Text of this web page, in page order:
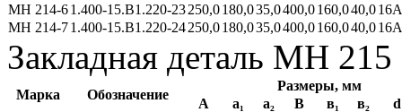
МН 214-61.400-15.В1.220-23250,0180,035,0400,0160,040,0
МН 214-71.400-15.В1.220-24250,0180,035,0400,0160,040,0
Закладная деталь МН 215
Марка Обозначение
Размеры, мм
А
а₁ a₂ В в₁ в₂
d